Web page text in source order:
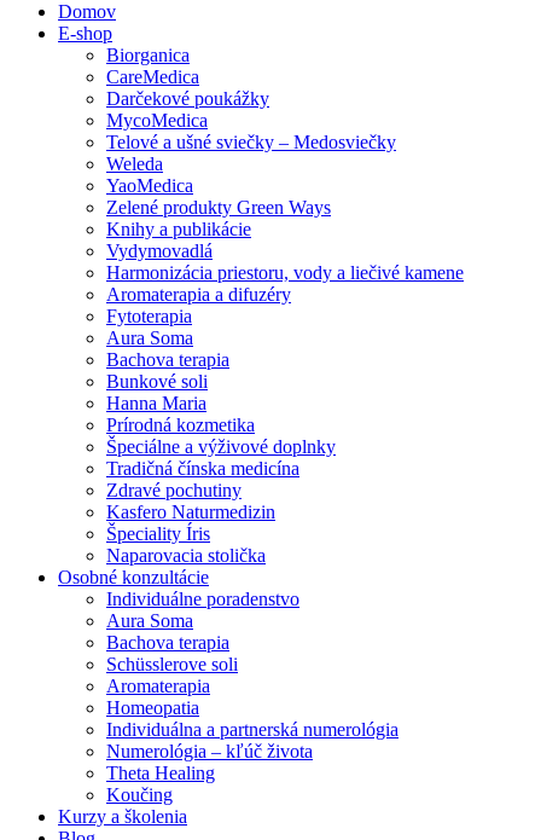
Domov
E-shop
Biorganica
CareMedica
Darčekové poukážky
MycoMedica
Telové a ušné sviečky – Medosviečky
Weleda
YaoMedica
Zelené produkty Green Ways
Knihy a publikácie
Vydymovadlá
Harmonizácia priestoru, vody a liečivé kamene
Aromaterapia a difuzéry
Fytoterapia
Aura Soma
Bachova terapia
Bunkové soli
Hanna Maria
Prírodná kozmetika
Špeciálne a výživové doplnky
Tradičná čínska medicína
Zdravé pochutiny
Kasfero Naturmedizin
Špeciality Íris
Naparovacia stolička
Osobné konzultácie
Individuálne poradenstvo
Aura Soma
Bachova terapia
Schüsslerove soli
Aromaterapia
Homeopatia
Individuálna a partnerská numerológia
Numerológia – kľúč života
Theta Healing
Koučing
Kurzy a školenia